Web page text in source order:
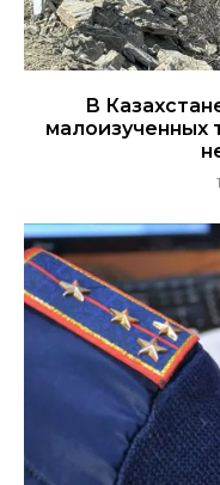
В
малоизученных